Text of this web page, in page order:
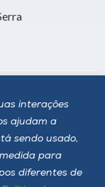
interações
ajudam a
sendo usado,
para
diferentes de